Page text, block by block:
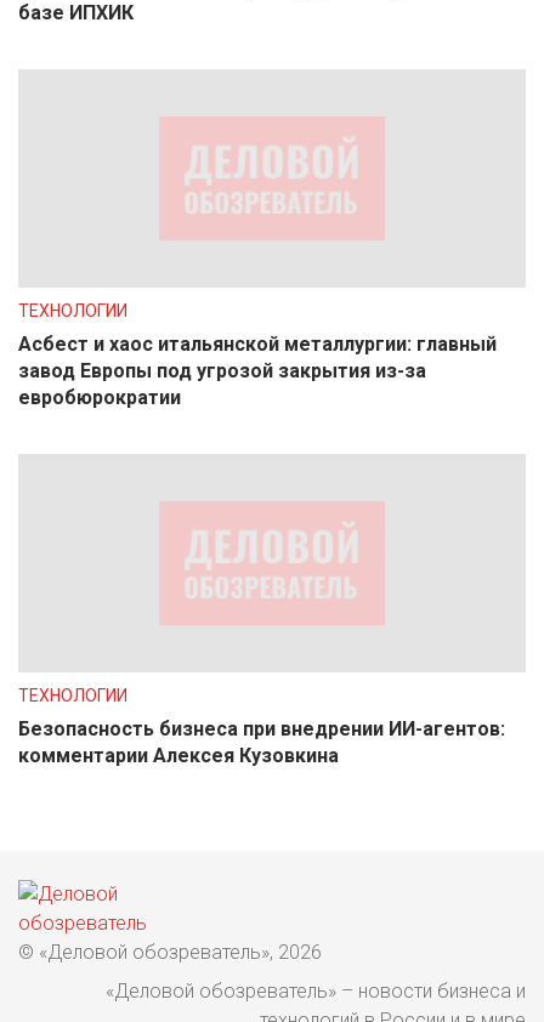
базе ИПХИК
ТЕХНОЛОГИИ
Асбест и хаос итальянской металлургии: главный
завод Европы под угрозой закрытия из-за
евробюрократии
ТЕХНОЛОГИИ
Безопасность бизнеса при внедрении ИИ-агентов:
комментарии Алексея Кузовкина
© «Деловой обозреватель», 2026
«Деловой обозреватель» – новости бизнеса и